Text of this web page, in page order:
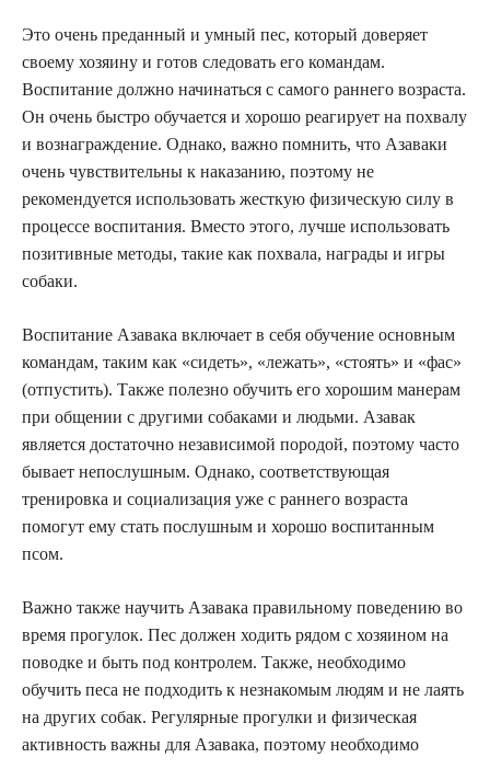
Это очень преданный и умный пес, который доверяет
своему хозяину и готов следовать его командам.
Воспитание должно начинаться с самого раннего возраста.
Он очень быстро обучается и хорошо реагирует на похвалу
и вознаграждение. Однако, важно помнить, что Азаваки
очень чувствительны к наказанию, поэтому не
рекомендуется использовать жесткую физическую силу в
процессе воспитания. Вместо этого, лучше использовать
позитивные методы, такие как похвала, награды и игры
собаки.
Воспитание Азавака включает в себя обучение основным
командам, таким как «сидеть», «лежать», «стоять» и «фас»
(отпустить). Также полезно обучить его хорошим манерам
при общении с другими собаками и людьми. Азавак
является достаточно независимой породой, поэтому часто
бывает непослушным. Однако, соответствующая
тренировка и социализация уже с раннего возраста
помогут ему стать послушным и хорошо воспитанным
псом.
Важно также научить Азавака правильному поведению во
время прогулок. Пес должен ходить рядом с хозяином на
поводке и быть под контролем. Также, необходимо
обучить песа не подходить к незнакомым людям и не лаять
на других собак. Регулярные прогулки и физическая
активность важны для Азавака, поэтому необходимо